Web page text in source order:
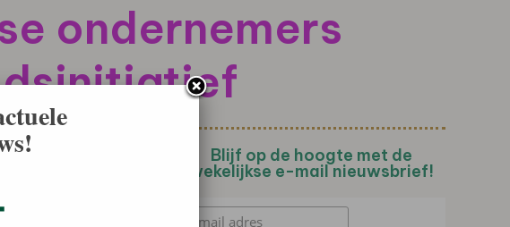
ondernemers
aangesloten
Rinus Smet
Blijf op de hoogte met de
wekelijkse e-mail nieuwsbrief!